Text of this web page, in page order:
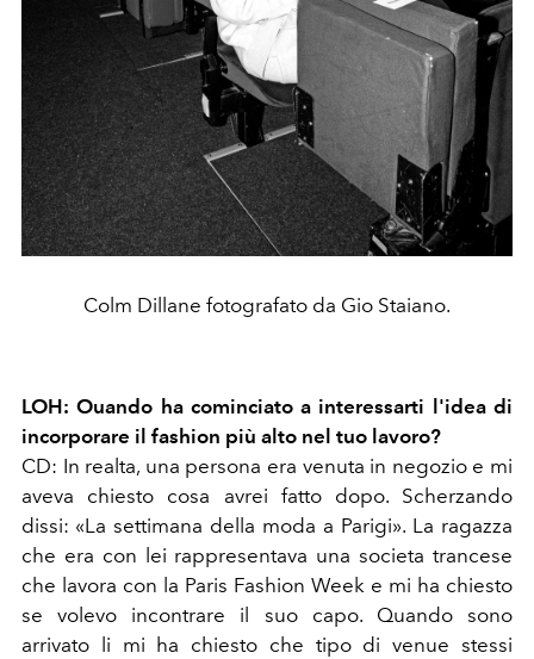
Colm Dillane fotografato da Gio Staiano.
LOH: Ouando ha cominciato a interessarti l'idea di
incorporare il fashion più alto nel tuo lavoro?
CD: In realta, una persona era venuta in negozio e mi
aveva chiesto cosa avrei fatto dopo. Scherzando
dissi: «La settimana della moda a Parigi». La ragazza
che era con lei rappresentava una societa trancese
che lavora con la Paris Fashion Week e mi ha chiesto
se volevo incontrare il suo capo. Quando sono
arrivato li mi ha chiesto che tipo di venue stessi